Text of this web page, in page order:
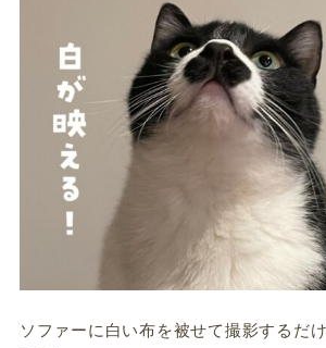
ソファーに白い布を被せて撮影するだ